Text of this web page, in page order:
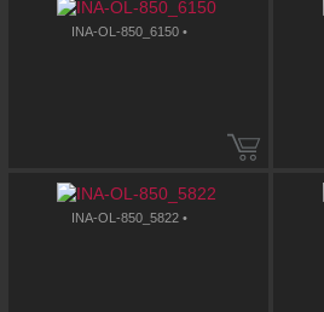
INA-OL-850_6150 •
INA-OL-850_5822 •